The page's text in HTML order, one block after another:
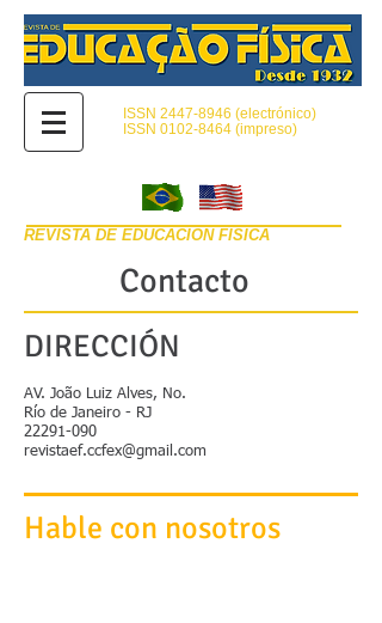
ISSN 2447-8946 (electrónico)
ISSN 0102-8464 (impreso)
REVISTA DE EDUCACIÓN FÍSICA
Contacto
DIRECCIÓN
AV. João Luiz Alves, No.
Río de Janeiro - RJ
22291-090
revistaef.ccfex@gmail.com
Hable con nosotros